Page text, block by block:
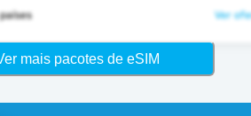
países Ver
mais pacotes de eSIM